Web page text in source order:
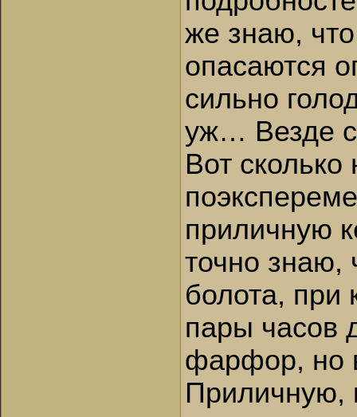
же знаю,
опасаются
сильно
уж… Везде
Вот
приличную
точно знаю,
болота, при
пары часов
фарфор, но
Приличную,